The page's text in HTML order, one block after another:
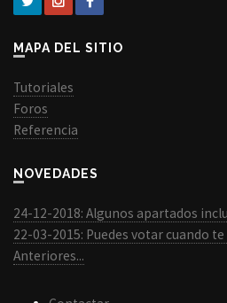
MAPA DEL SITIO
Tutoriales
Foros
Referencia
NOVEDADES
24-12-2018: Algunos apartados
22-03-2015: Puedes votar cuando
Anteriores...